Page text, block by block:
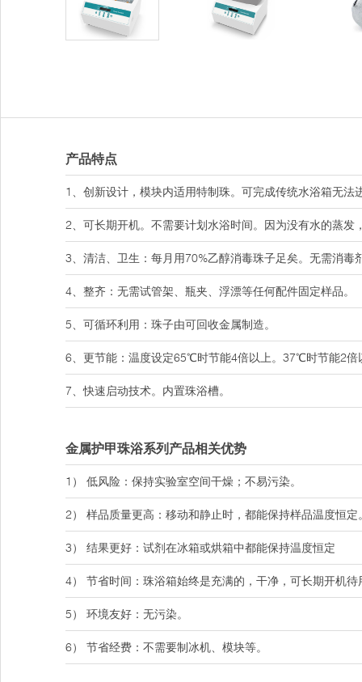
产品特点
1、创新设计，模块内适用特制珠。可完成传统水浴箱无法
2、可长期开机。不需要计划水浴时间。因为没有水的蒸发
3、清洁、卫生：每月用70%乙醇消毒珠子足矣。无需消毒
4、整齐：无需试管架、瓶夹、浮漂等任何配件固定样品。
5、可循环利用：珠子由可回收金属制造。
6、更节能：温度设定65℃时节能4倍以上。37℃时节能2倍
7、快速启动技术。内置珠浴槽。
金属护甲珠浴系列产品相关优势
1） 低风险：保持实验室空间干燥；不易污染。
2） 样品质量更高：移动和静止时，都能保持样品温度恒定
3） 结果更好：试剂在冰箱或烘箱中都能保持温度恒定
4） 节省时间：珠浴箱始终是充满的，干净，可长期开机待
5） 环境友好：无污染。
6） 节省经费：不需要制冰机、模块等。